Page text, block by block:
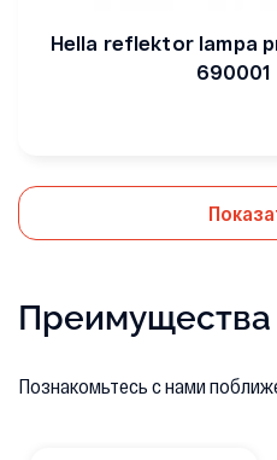
Hella reflektor lampa
Преимущества
Познакомьтесь с нами